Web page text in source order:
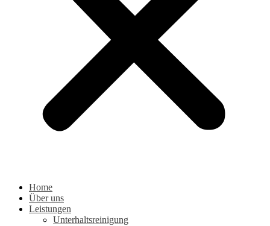
Home
Über uns
Leistungen
Unterhaltsreinigung